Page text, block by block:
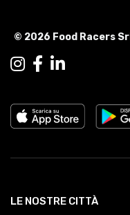
© 2026 Food Racers Srl
LE NOSTRE CITTÀ